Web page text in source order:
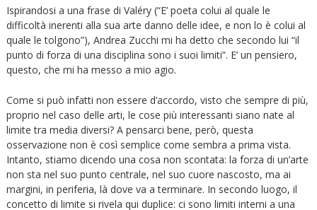
Ispirandosi a una frase di Valéry (“E’ poeta colui al quale le
difficoltà inerenti alla sua arte danno delle idee, e non lo è colui al
quale le tolgono”), Andrea Zucchi mi ha detto che secondo lui “il
punto di forza di una disciplina sono i suoi limiti”. E’ un pensiero,
questo, che mi ha messo a mio agio.
Come si può infatti non essere d’accordo, visto che sempre di più,
proprio nel caso delle arti, le cose più interessanti siano nate al
limite tra media diversi? A pensarci bene, però, questa
osservazione non è così semplice come sembra a prima vista.
Intanto, stiamo dicendo una cosa non scontata: la forza di un’arte
non sta nel suo punto centrale, nel suo cuore nascosto, ma ai
margini, in periferia, là dove va a terminare. In secondo luogo, il
concetto di limite si rivela qui duplice: ci sono limiti interni a una